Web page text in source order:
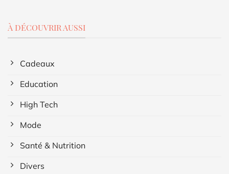
À DÉCOUVRIR AUSSI
Cadeaux
Education
High Tech
Mode
Santé & Nutrition
Divers